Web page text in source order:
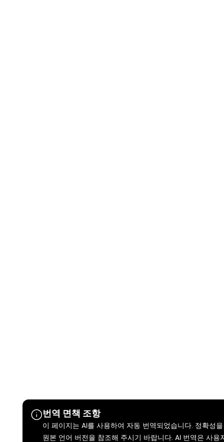
번역 면책 조항
이 페이지는 AI를 사용하여 자동 번역되었습니다. 정확성
원본 언어 버전을 참조해 주시기 바랍니다. AI 번역은 사